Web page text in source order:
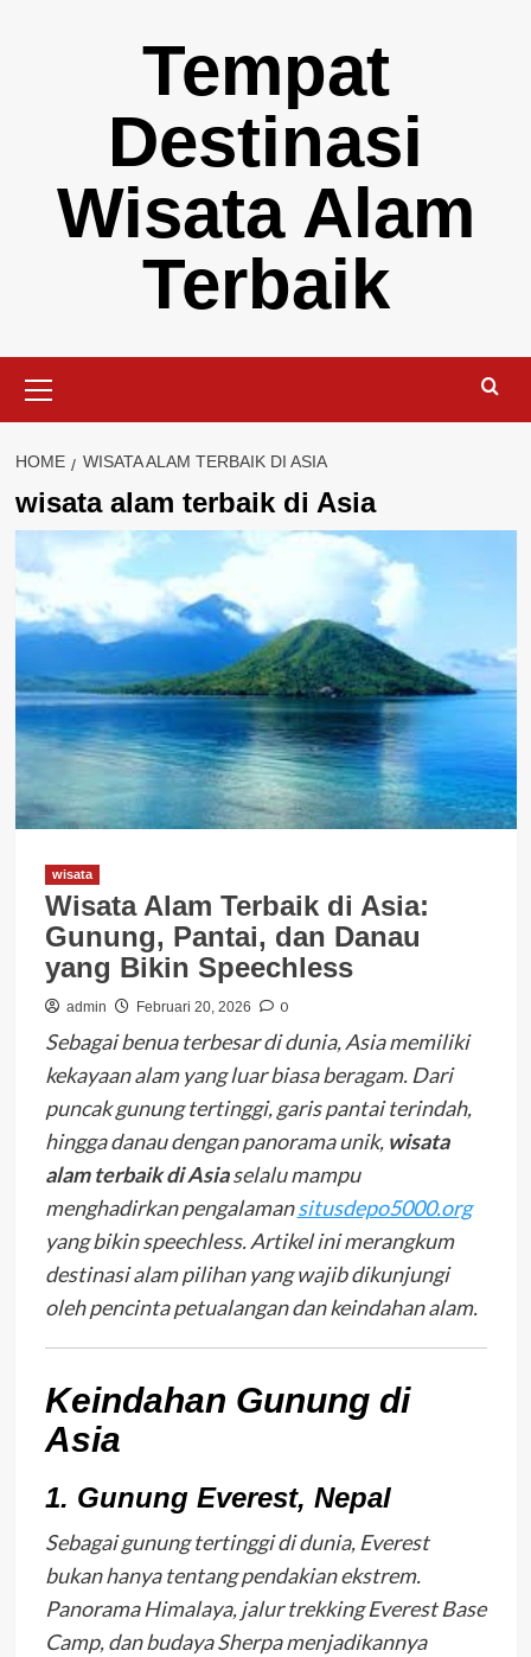
Tempat
Destinasi
Wisata Alam
Terbaik
Menu
HOME WISATA ALAM TERBAIK DI ASIA
wisata alam terbaik di Asia
wisata
Wisata Alam Terbaik di Asia:
Gunung, Pantai, dan Danau
yang Bikin Speechless
admin Februari 20, 2026 0
Sebagai benua terbesar di dunia, Asia memiliki
kekayaan alam yang luar biasa beragam. Dari
puncak gunung tertinggi, garis pantai terindah,
hingga danau dengan panorama unik, wisata
alam terbaik di Asiaselalu mampu
menghadirkan pengalamansitusdepo5000.org
yang bikin speechless. Artikel ini merangkum
destinasi alam pilihan yang wajib dikunjungi
oleh pencinta petualangan dan keindahan alam.
Keindahan Gunung di
Asia
1. Gunung Everest, Nepal
Sebagai gunung tertinggi di dunia, Everest
bukan hanya tentang pendakian ekstrem.
Panorama Himalaya, jalur trekking Everest Base
Camp, dan budaya Sherpa menjadikannya